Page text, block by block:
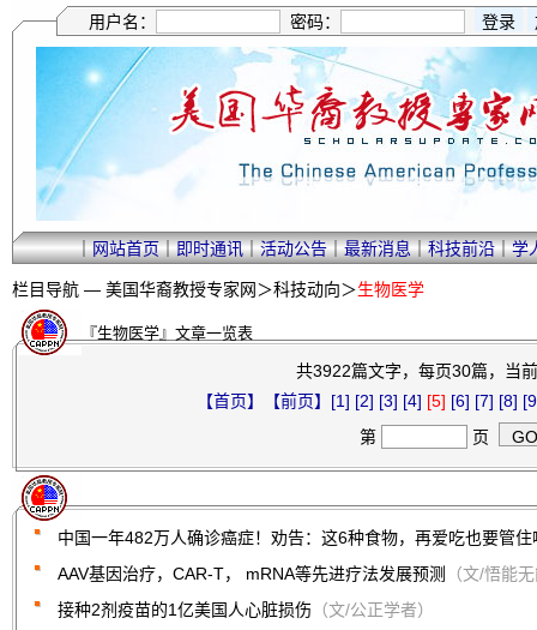
用户名： 密码：
｜网站首页｜即时通讯｜活动公告｜最新消息｜科技前沿｜学
栏目导航 — 美国华裔教授专家网＞科技动向＞生物医学
『生物医学』文章一览表
共3922篇文字，每页30篇，当
【首页】
【前页】 [1] [2] [3] [4] [5] [6] [7] [8]
第
页
中国一年482万人确诊癌症！劝告：这6种食物，再爱吃也要管住
AAV基因治疗，CAR-T， mRNA等先进疗法发展预测
（文/悟能
接种2剂疫苗的1亿美国人心脏损伤 （文/公正学者）